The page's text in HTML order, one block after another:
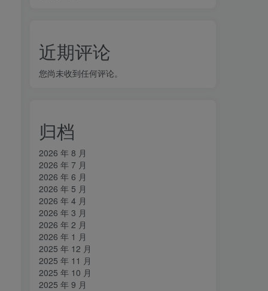
近期评论
您尚未收到任何评论。
归档
2026 年 8 月
2026 年 7 月
2026 年 6 月
2026 年 5 月
2026 年 4 月
2026 年 3 月
2026 年 2 月
2026 年 1 月
2025 年 12 月
2025 年 11 月
2025 年 10 月
2025 年 9 月